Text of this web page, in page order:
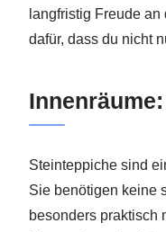
langfristig Freude
dafür, dass du nicht
Steinteppiche sind
Sie benötigen keine
besonders praktisch